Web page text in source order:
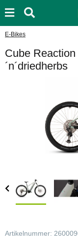
E-Bikes
Cube
´n´driedherbs
Artikelnummer: